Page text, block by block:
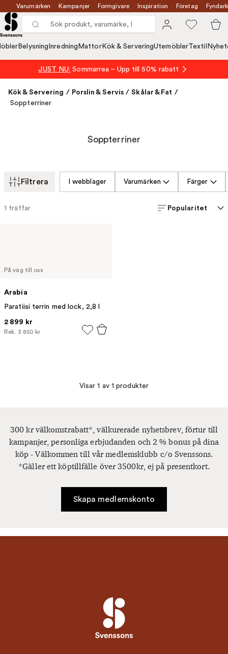
Varumärken Kampanjer Formgivare Inspiration Företag
Belysning Inredning MattorKök & ServeringUtemöblerTextil
JUST NU: Sommarrea – Upp till 50% rabatt
Kök & Servering / Porslin & Servis / Skålar & Fat /
Soppterriner
Soppterriner
Filtrera I webblager Varumärken Färger
1 träffar Popularitet
På väg till oss
Arabia
Paratiisi terrin med lock, 2,8 l
2 899 kr
Rek. 3 850 kr
Visar 1 av 1 produkter
300 kr välkomstrabatt*, välkurerade nyhetsbrev, förtur till
kampanjer, personliga erbjudanden och 2 % bonus på dina
köp - Välkommen till vår medlemsklubb c/o Svenssons.
*Gäller ett köptillfälle över 3500kr, ej på presentkort.
Skapa medlemskonto